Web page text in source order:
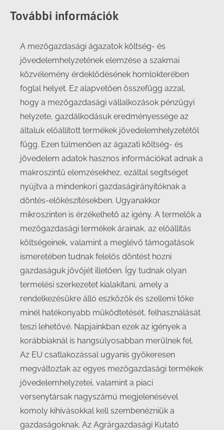
További információk
A mezőgazdasági ágazatok költség- és
jövedelemhelyzetének elemzése a szakmai
közvélemény érdeklődésének homlokterében
foglal helyet. Ez alapvetően összefügg azzal,
hogy a mezőgazdasági vállalkozások pénzügyi
helyzete, gazdálkodásuk eredményessége az
általuk előállított termékek jövedelemhelyzetétől
függ. Ezen túlmenően az ágazati költség- és
jövedelem adatok hasznos információkat adnak a
makroszintű elemzésekhez, ezáltal segítséget
nyújtva a mindenkori gazdaságirányítóknak a
döntés-előkészítésekben. Ugyanakkor
mikroszinten is érzékelhető az igény. A termelők a
mezőgazdasági termékek árainak, az előállítás
költségeinek, valamint a meglévő támogatások
ismeretében tudnak felelős döntést hozni
gazdaságuk jövőjét illetően. Így tudnak olyan
termelési szerkezetet kialakítani, amely a
rendelkezésükre álló eszközök és szellemi tőke
minél hatékonyabb működtetését, felhasználását
teszi lehetővé. Napjainkban ezek az igények a
korábbiaknál is hangsúlyosabban merülnek fel.
Az EU csatlakozással ugyanis gyökeresen
megváltoztak az egyes mezőgazdasági termékek
jövedelemhelyzetei, valamint a piaci
versenytársak nagyszámú megjelenésével
komoly kihívásokkal kell szembenézniük a
gazdaságoknak. Az Agrárgazdasági Kutató